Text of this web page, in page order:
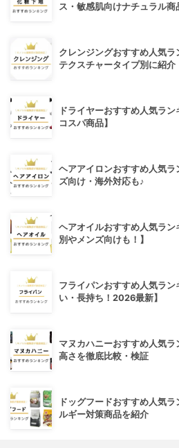
ス・敏感肌向けナチュラル商
クレンジングおすすめ人気
テクスチャータイプ別に紹介
ドライヤーおすすめ人気ラ
コスパ商品】
ヘアアイロンおすすめ人気
ズ向け・海外対応も♪
ヘアオイルおすすめ人気ラ
別やメンズ向けも！】
フライパンおすすめ人気ラ
い・長持ち！2026最新】
マヌカハニーおすすめ人気
高さを徹底比較・検証
ドッグフードおすすめ人気
ルギー対策商品を紹介